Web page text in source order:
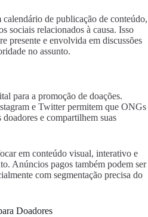
de publicação de conteúdo,
sociais relacionados à causa. Isso
presente e envolvida em discussões
no assunto.
para a promoção de doações.
e Twitter permitem que ONGs
e compartilhem suas
em conteúdo visual, interativo e
Anúncios pagos também podem ser
com segmentação precisa do
Doadores